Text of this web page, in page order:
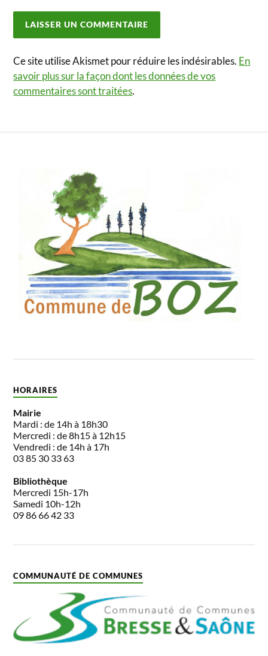
Ce site utilise Akismet pour réduire les indésirables. En
savoir plus sur la façon dont les données de vos
commentaires sont traitées.
HORAIRES
Mairie
Mardi : de 14h à 18h30
Mercredi : de 8h15 à 12h15
Vendredi : de 14h à 17h
03 85 30 33 63
Bibliothèque
Mercredi 15h-17h
Samedi 10h-12h
09 86 66 42 33
COMMUNAUTÉ DE COMMUNES